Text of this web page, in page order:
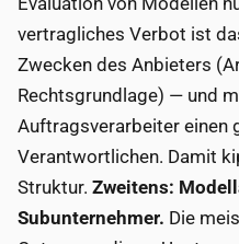
vertragliches Verbot ist
Zwecken des Anbieters
Rechtsgrundlage) — und
Auftragsverarbeiter einen
Verantwortlichen. Damit
Struktur. Zweitens:
Subunternehmer. Die